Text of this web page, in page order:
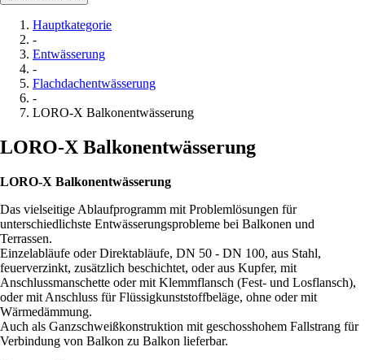
Hauptkategorie
-
Entwässerung
-
Flachdachentwässerung
-
LORO-X Balkonentwässerung
LORO-X Balkonentwässerung
LORO-X Balkonentwässerung
Das vielseitige Ablaufprogramm mit Problemlösungen für
unterschiedlichste Entwässerungsprobleme bei Balkonen und
Terrassen.
Einzelabläufe oder Direktabläufe, DN 50 - DN 100, aus Stahl,
feuerverzinkt, zusätzlich beschichtet, oder aus Kupfer, mit
Anschlussmanschette oder mit Klemmflansch (Fest- und Losflansch),
oder mit Anschluss für Flüssigkunststoffbeläge, ohne oder mit
Wärmedämmung.
Auch als Ganzschweißkonstruktion mit geschosshohem Fallstrang für
Verbindung von Balkon zu Balkon lieferbar.